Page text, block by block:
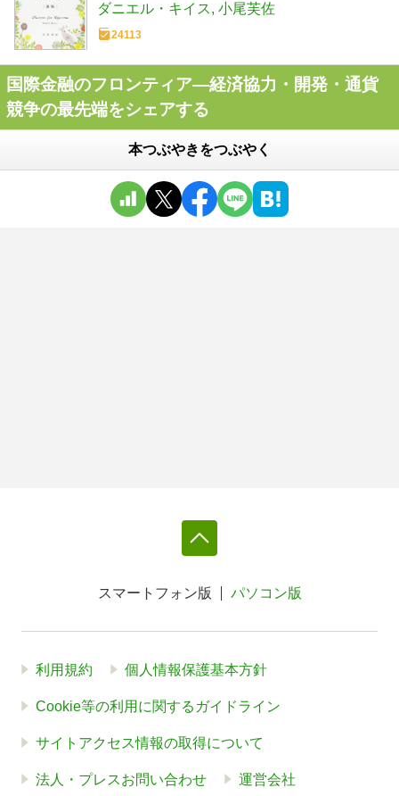
ダニエル・キイス 小尾芙佐
24113
国際金融のフロンティア―経済協力・開発・通貨
競争の最先端をシェアする
本つぶやきをつぶやく
スマートフォン版 パソコン版
利用規約 個人情報保護基本方針
Cookie等の利用に関するガイドライン
サイトアクセス情報の取得について
法人・プレスお問い合わせ 運営会社